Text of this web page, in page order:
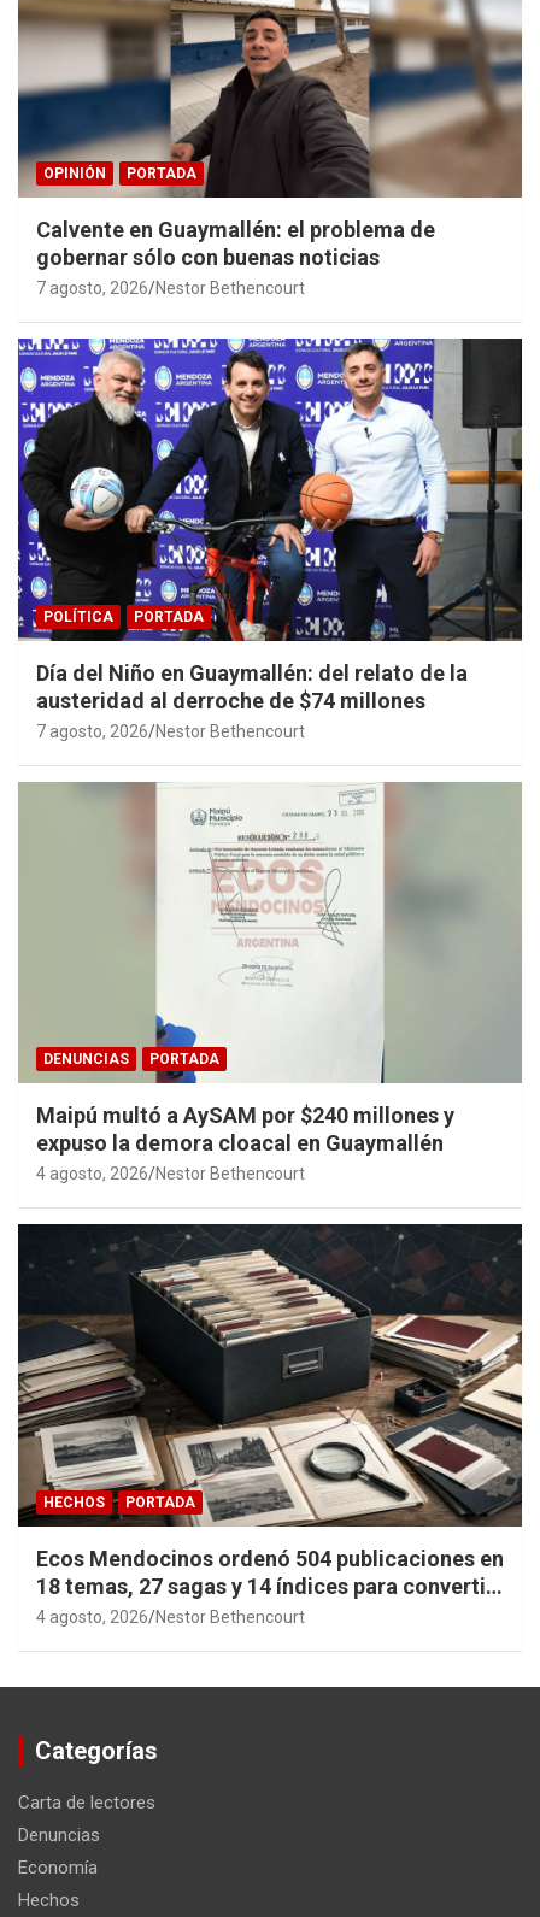
OPINIÓN PORTADA
Calvente en Guaymallén: el problema de
gobernar sólo con buenas noticias
7 agosto, 2026 Nestor Bethencourt
POLÍTICA PORTADA
Día del Niño en Guaymallén: del relato de la
austeridad al derroche de $74 millones
7 agosto, 2026 Nestor Bethencourt
DENUNCIAS PORTADA
Maipú multó a AySAM por $240 millones y
expuso la demora cloacal en Guaymallén
4 agosto, 2026 Nestor Bethencourt
HECHOS PORTADA
Ecos Mendocinos ordenó 504 publicaciones en
18 temas, 27 sagas y 14 índices para convertir
años de investigación en memoria pública
4 agosto, 2026 Nestor Bethencourt
Categorías
Carta de lectores
Denuncias
Economía
Hechos